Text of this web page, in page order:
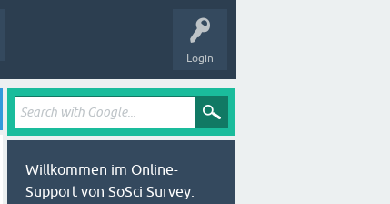
Login
Willkommen im Online-
Support von SoSci Survey.